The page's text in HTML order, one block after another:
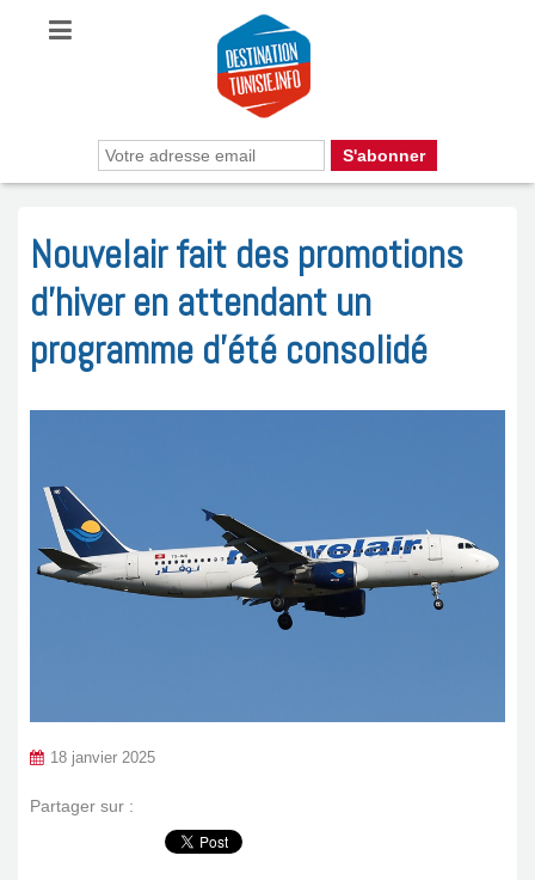
Nouvelair fait des promotions
d’hiver en attendant un
programme d’été consolidé
18 janvier 2025
Partager sur :